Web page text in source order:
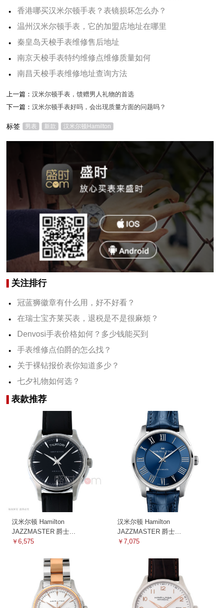
香港哪买汉米尔顿手表？表镜损坏怎么办？
温州汉米尔顿手表，它的加盟店地址在哪里
秦皇岛天梭手表维修售后地址
南京天梭手表特约维修点维修质量如何
南昌天梭手表维修地址查询方法
上一篇：汉米尔顿手表，馈赠男人礼物的首选
下一篇：汉米尔顿手表好吗，会出现质量方面的问题吗？
标签 男表 新款 汉米尔顿Hamilton
关注排行
冠蓝狮徽章有什么用，好不好看？
在瑞士宝齐莱买表，退税是不是很麻烦？
Denvosi手表价格如何？多少钱能买到
手表维修点伯爵的怎么找？
关于裸钻报价表你知道多少？
七夕礼物如何选？
表款推荐
汉米尔顿 Hamilton
JAZZMASTER 爵士
H32505731 机械
￥6,575
汉米尔顿 Hamilton
JAZZMASTER 爵士
H42535640 机械
￥7,075